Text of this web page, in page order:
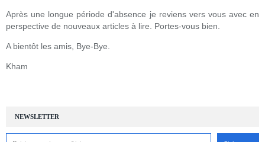
NEWSLETTER
Après une longue période d'absence je reviens vers vous avec en
perspective de nouveaux articles à lire. Portes-vous bien.
A bientôt les amis, Bye-Bye.
Kham